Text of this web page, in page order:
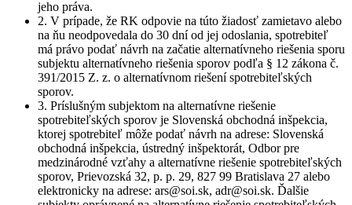
jeho práva.
2. V prípade, že RK odpovie na túto žiadosť zamietavo alebo
na ňu neodpovedala do 30 dní od jej odoslania, spotrebiteľ
má právo podať návrh na začatie alternatívneho riešenia sporu
subjektu alternatívneho riešenia sporov podľa § 12 zákona č.
391/2015 Z. z. o alternatívnom riešení spotrebiteľských
sporov.
3. Príslušným subjektom na alternatívne riešenie
spotrebiteľských sporov je Slovenská obchodná inšpekcia,
ktorej spotrebiteľ môže podať návrh na adrese: Slovenská
obchodná inšpekcia, ústredný inšpektorát, Odbor pre
medzinárodné vzťahy a alternatívne riešenie spotrebiteľských
sporov, Prievozská 32, p. p. 29, 827 99 Bratislava 27 alebo
elektronicky na adrese: ars@soi.sk, adr@soi.sk. Ďalšie